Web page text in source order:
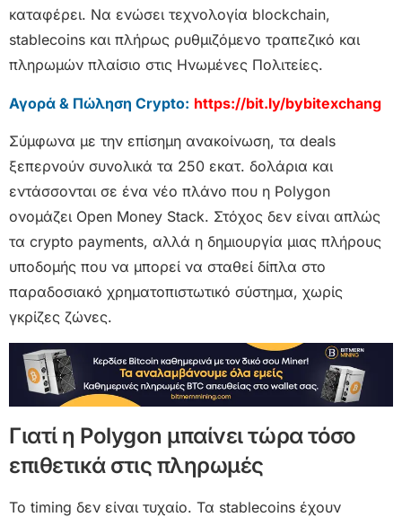
καταφέρει. Να ενώσει τεχνολογία blockchain,
stablecoins και πλήρως ρυθμιζόμενο τραπεζικό και
πληρωμών πλαίσιο στις Ηνωμένες Πολιτείες.
Αγορά & Πώληση Crypto: https://bit.ly/bybitexchang
Σύμφωνα με την επίσημη ανακοίνωση, τα deals
ξεπερνούν συνολικά τα 250 εκατ. δολάρια και
εντάσσονται σε ένα νέο πλάνο που η Polygon
ονομάζει Open Money Stack. Στόχος δεν είναι απλώς
τα crypto payments, αλλά η δημιουργία μιας πλήρους
υποδομής που να μπορεί να σταθεί δίπλα στο
παραδοσιακό χρηματοπιστωτικό σύστημα, χωρίς
γκρίζες ζώνες.
Γιατί η Polygon μπαίνει τώρα τόσο
επιθετικά στις πληρωμές
Το timing δεν είναι τυχαίο. Τα stablecoins έχουν